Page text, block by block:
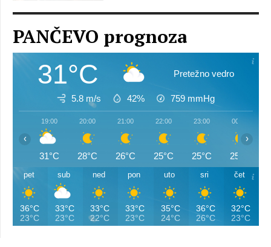
PANČEVO prognoza
31°C Pretežno vedro
5.8 m/s 42% 759 mmHg
19:00
31°C
20:00
28°C
21:00
26°C
22:00
25°C
23:00
25°C
00:00
25°C
‹ ›
pet
36°C
23°C
sub
33°C
23°C
ned
33°C
22°C
pon
33°C
23°C
uto
35°C
24°C
sri
36°C
26°C
čet
32°C
23°C